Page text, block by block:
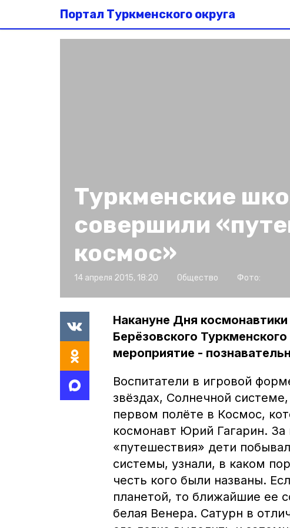
Портал Туркменского округа
Туркменские
совершили
космос»
14 апреля 2015, 18:20 Общество Фото:
Накануне Дня
Берёзовского
мероприятие -
Воспитатели в игровой
звёздах, Солнечной
первом полёте в Космос,
космонавт Юрий Гагарин.
«путешествия» дети
системы, узнали, в каком
честь кого были названы.
планетой, то ближайшие ее
белая Венера. Сатурн в